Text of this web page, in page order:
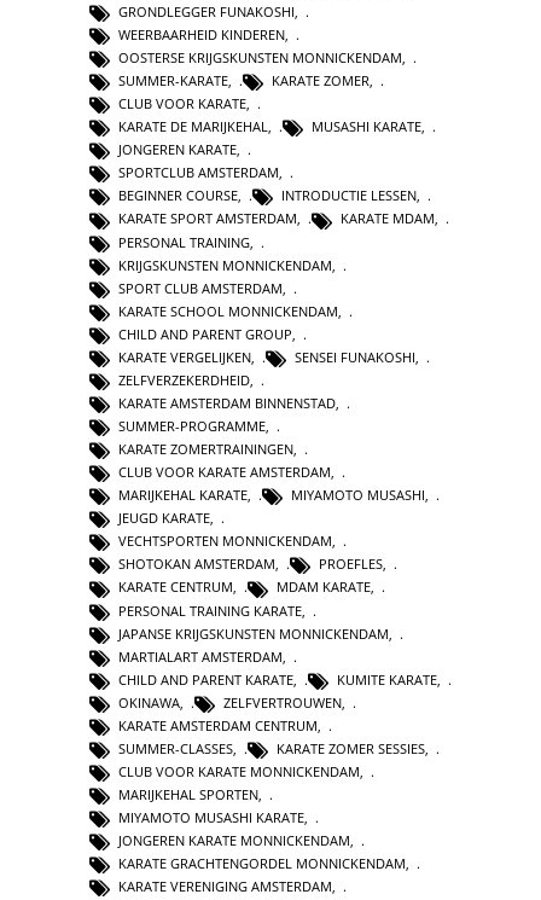
GRONDLEGGER FUNAKOSHI
WEERBAARHEID KINDEREN
OOSTERSE KRIJGSKUNSTEN MONNICKENDAM,
SUMMER-KARATE, KARATE ZOMER,
CLUB VOOR KARATE,
KARATE DE MARIJKEHAL, MUSASHI KARATE,
JONGEREN KARATE,
SPORTCLUB AMSTERDAM,
BEGINNER COURSE, INTRODUCTIE LESSEN,
KARATE SPORT AMSTERDAM, KARATE MDAM,
PERSONAL TRAINING
KRIJGSKUNSTEN MONNICKENDAM
SPORT CLUB AMSTERDAM
KARATE SCHOOL MONNICKENDAM
CHILD AND PARENT GROUP
KARATE VERGELIJKEN
SENSEI FUNAKOSHI
ZELFVERZEKERDHEID
KARATE AMSTERDAM BINNENSTAD
SUMMER-PROGRAMME,
KARATE ZOMERTRAININGEN,
CLUB VOOR KARATE AMSTERDAM,
MARIJKEHAL KARATE, MIYAMOTO MUSASHI,
JEUGD KARATE,
VECHTSPORTEN MONNICKENDAM,
SHOTOKAN AMSTERDAM, PROEFLES,
KARATE CENTRUM, MDAM KARATE,
PERSONAL TRAINING KARATE
JAPANSE KRIJGSKUNSTEN MONNICKENDAM
MARTIALART AMSTERDAM
CHILD AND PARENT KARATE
KUMITE KARATE
OKINAWA
ZELFVERTROUWEN
KARATE AMSTERDAM CENTRUM
SUMMER-CLASSES
KARATE ZOMER SESSIES
CLUB VOOR KARATE MONNICKENDAM
MARIJKEHAL SPORTEN,
MIYAMOTO MUSASHI KARATE,
JONGEREN KARATE MONNICKENDAM,
KARATE GRACHTENGORDEL MONNICKENDAM,
KARATE VERENIGING AMSTERDAM,